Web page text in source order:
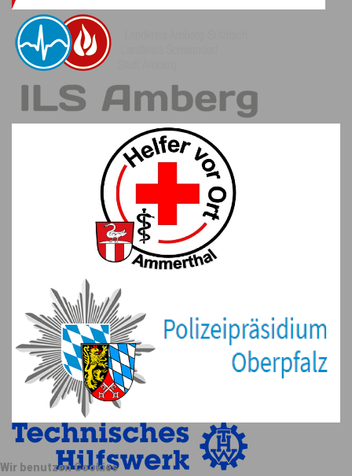
Wir benutzen Cookies